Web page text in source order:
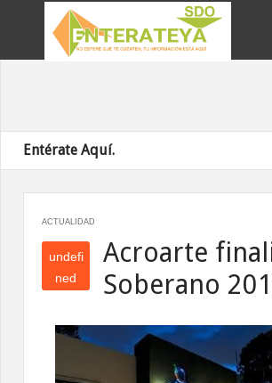
Entérate Aquí.
ACTUALIDAD
undefi
ned
efin
ed
Acroarte
Soberano